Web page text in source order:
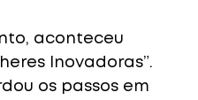
aconteceu
Inovadoras”.
os passos em